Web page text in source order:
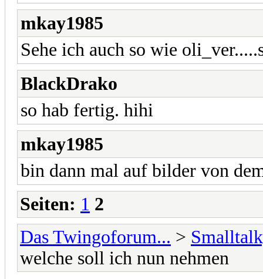
mkay1985
Sehe ich auch so wie
BlackDrako
so hab fertig. hihi
mkay1985
bin dann mal auf bilder von
Seiten: 1 2
Das Twingoforum... >
welche soll ich nun nehmen